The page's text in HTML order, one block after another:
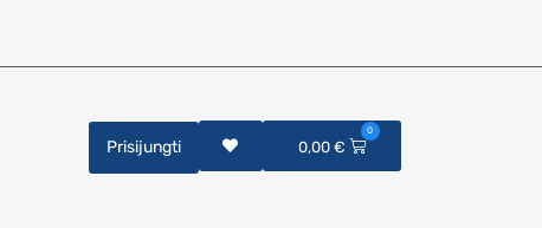
0,00 €
0
Prisijungti